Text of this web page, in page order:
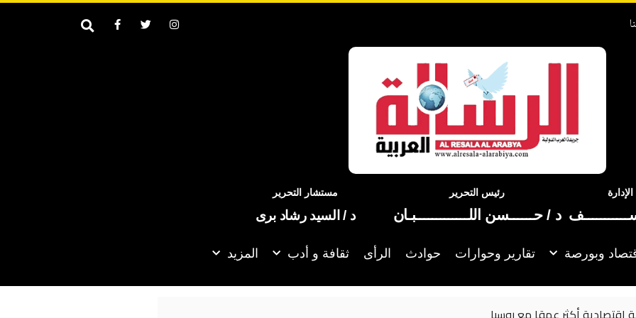
رئيس التحرير
د / حــــــسن اللـــــــــــــبـان
مستشار التحرير
د / السيد رشاد برى
وبورصة تقارير وحوارات حوادث الرأى ثقافة و أدب المزيد